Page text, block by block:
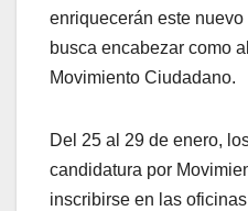
enriquecerán este
busca encabezar como
Movimiento Ciudadano.
Del 25 al 29 de enero,
candidatura por
inscribirse en las